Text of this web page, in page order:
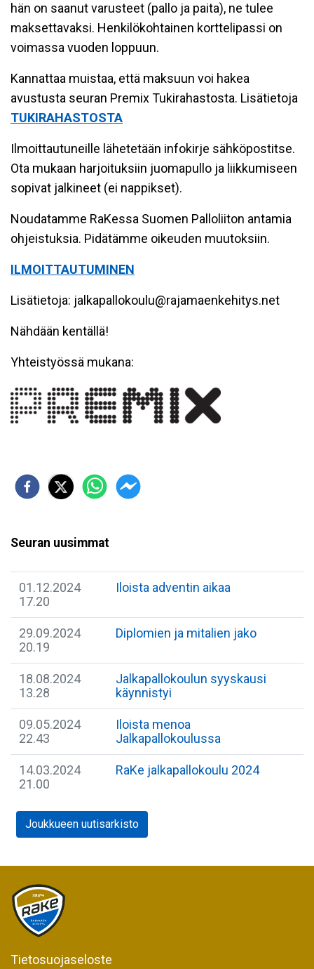
hän on saanut varusteet (pallo ja paita), ne tulee
maksettavaksi. Henkilökohtainen korttelipassi on
voimassa vuoden loppuun.
Kannattaa muistaa, että maksuun voi hakea
avustusta seuran Premix Tukirahastosta. Lisätietoja
TUKIRAHASTOSTA
Ilmoittautuneille lähetetään infokirje sähköpostitse.
Ota mukaan harjoituksiin juomapullo ja liikkumiseen
sopivat jalkineet (ei nappikset).
Noudatamme RaKessa Suomen Palloliiton antamia
ohjeistuksia. Pidätämme oikeuden muutoksiin.
ILMOITTAUTUMINEN
Lisätietoja: jalkapallokoulu@rajamaenkehitys.net
Nähdään kentällä!
Yhteistyössä mukana:
Seuran uusimmat
01.12.2024
17.20
Iloista adventin aikaa
29.09.2024
20.19
Diplomien ja mitalien jako
18.08.2024
13.28
Jalkapallokoulun syyskausi
käynnistyi
09.05.2024
22.43
Iloista menoa
Jalkapallokoulussa
14.03.2024
21.00
RaKe jalkapallokoulu 2024
Joukkueen uutisarkisto
Tietosuojaseloste